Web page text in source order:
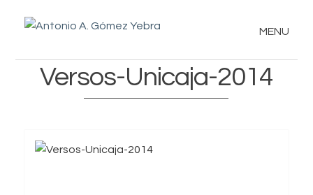
MENU
Versos-Unicaja-2014